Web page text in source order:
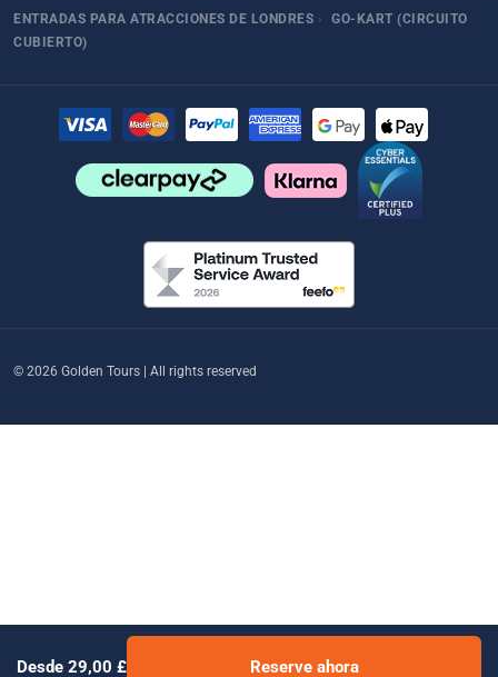
Desde 29,00 £ Reserve ahora
ENTRADAS PARA ATRACCIONES DE LONDRES ›
GO-KART (CIRCUITO
CUBIERTO)
© 2026 Golden Tours | All rights reserved